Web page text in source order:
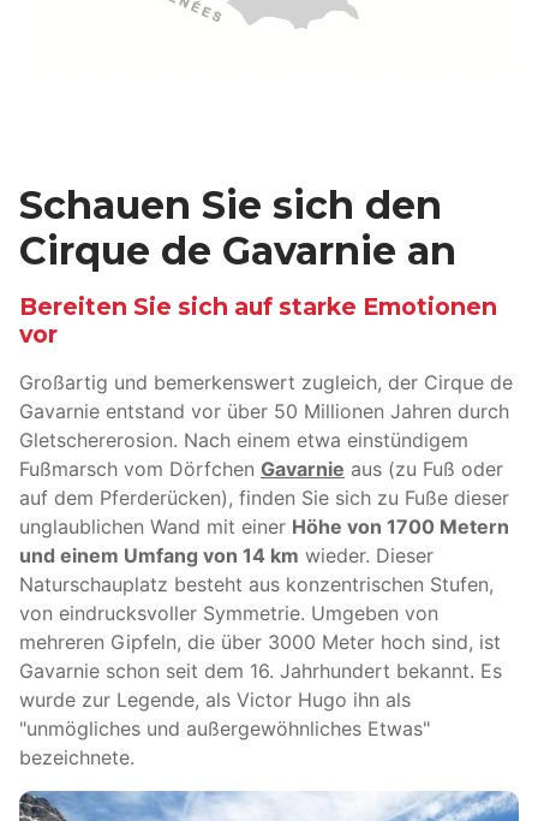
Schauen Sie sich den
Cirque de Gavarnie an
Bereiten Sie sich auf starke Emotionen
vor
Großartig und bemerkenswert zugleich, der Cirque de
Gavarnie entstand vor über 50 Millionen Jahren durch
Gletschererosion. Nach einem etwa einstündigem
Fußmarsch vom Dörfchen Gavarnie aus (zu Fuß oder
auf dem Pferderücken), finden Sie sich zu Fuße dieser
unglaublichen Wand mit einer Höhe von 1700 Metern
und einem Umfang von 14 km wieder. Dieser
Naturschauplatz besteht aus konzentrischen Stufen,
von eindrucksvoller Symmetrie. Umgeben von
mehreren Gipfeln, die über 3000 Meter hoch sind, ist
Gavarnie schon seit dem 16. Jahrhundert bekannt. Es
wurde zur Legende, als Victor Hugo ihn als
"unmögliches und außergewöhnliches Etwas"
bezeichnete.